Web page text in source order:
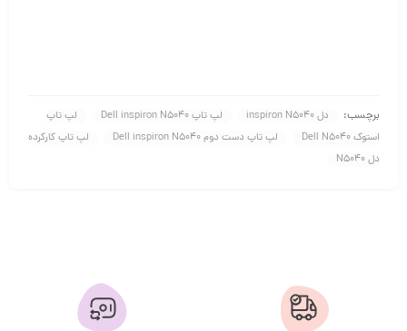
برچسب: دل inspiron N5040 لپ تاپ Dell inspiron N5040
لپ تاپ
استوک Dell N5040
لپ تاپ دست دوم Dell inspiron N5040
لپ تاپ کارکرده
دل N5040